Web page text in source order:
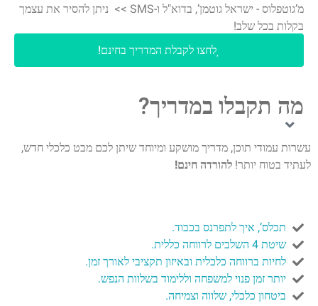
מ’גוטפלוס - ישראל גוטמן’, בדוא"ל ו-SMS >> ניתן להסיר את עצמך
בכל שלב!
לחצו לקבלת המדריך בחינם!
תקבלו במדריך?
עמודי תוכן, מדריך מושקע ומיוחד שיתן לכם מבט כלכלי חדש,
בטוח יותר!להורדה חינם!
תכלס’, איך לתפרנס בכבוד.
שיטת 4 השלבים לרווחה כללית.
לחיות ברווחה כלכלית ובאיזון תקציבי לאורך זמן.
יותר זמן פנוי למשפחה וללימוד בשלוות הנפש.
ביטחון כלכלי, שלווה וצמיחה.